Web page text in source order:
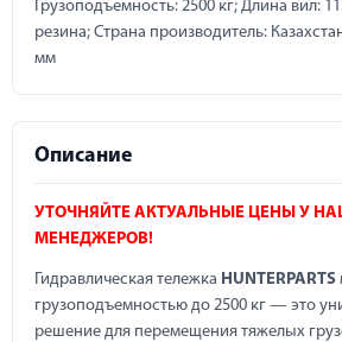
Грузоподъемность: 2500 кг; Длина вил:
резина; Страна производитель:
мм
Описание
УТОЧНЯЙТЕ АКТУАЛЬНЫЕ ЦЕНЫ У
МЕНЕДЖЕРОВ!
Гидравлическая тележка HUNTERPARTS
грузоподъемностью до 2500 кг — это
решение для перемещения тяжелых